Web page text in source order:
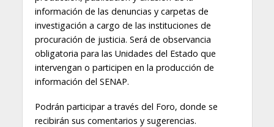
información de las denuncias y carpetas de
investigación a cargo de las instituciones de
procuración de justicia. Será de observancia
obligatoria para las Unidades del Estado que
intervengan o participen en la producción de
información del SENAP.
Podrán participar a través del Foro, donde se
recibirán sus comentarios y sugerencias.